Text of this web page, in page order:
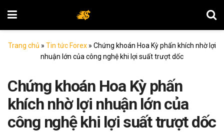
Trang chủ » Tin tức Forex » Chứng khoán Hoa Kỳ phấn khích nhờ lợi
nhuận lớn của công nghệ khi lợi suất trượt dốc
Chứng khoán Hoa Kỳ phấn
khích nhờ lợi nhuận lớn của
công nghệ khi lợi suất trượt dốc